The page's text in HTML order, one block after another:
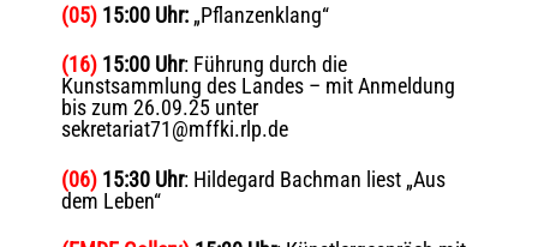
(05)15:00 Uhr:„Pflanzenklang“
(16) 15:00 Uhr: Führung durch die
Kunstsammlung des Landes – mit Anmeldung
bis zum 26.09.25 unter
sekretariat71@mffki.rlp.de
(06) 15:30 Uhr: Hildegard Bachman liest „Aus
dem Leben“